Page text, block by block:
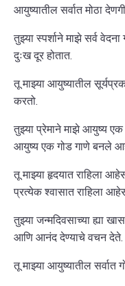
आयुष्यातील सर्वात मोठा
तुझ्या स्पर्शाने माझे सर्व
दुःख दूर होतात.
तू माझ्या आयुष्यातील
करतो.
तुझ्या प्रेमाने माझे आयुष्य
आयुष्य एक गोड गाणे बनले
तू माझ्या हृदयात राहिला
प्रत्येक श्वासात राहिला
तुझ्या जन्मदिवसाच्या ह्या
आणि आनंद देण्याचे वचन देते.
तू माझ्या आयुष्यातील